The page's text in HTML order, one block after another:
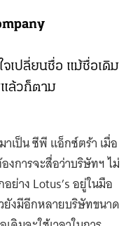
เปลี่ยนชื่อ แม้ชื่อเดิม
ล้วก็ตาม
เป็น ซีพี แอ็กซ์ตร้า เมื่อ
การจะสื่อว่าบริษัทฯ ไม่
ย่าง Lotus’s อยู่ในมือ
ยังมีอีกหลายบริษัทขนาด